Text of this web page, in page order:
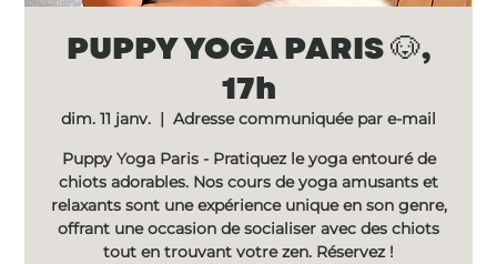
PUPPY YOGA PARIS 🐶,
17h
dim. 11 janv.
  |
Adresse communiquée par e-mail
Puppy Yoga Paris - Pratiquez le yoga entouré de
chiots adorables. Nos cours de yoga amusants et
relaxants sont une expérience unique en son genre,
offrant une occasion de socialiser avec des chiots
tout en trouvant votre zen. Réservez !